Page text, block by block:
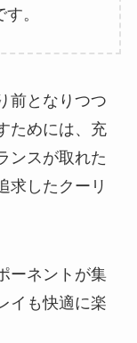
。
前となりつつ
ためには、充
ンスが取れた
求したクーリ
ーネントが集
イも快適に楽